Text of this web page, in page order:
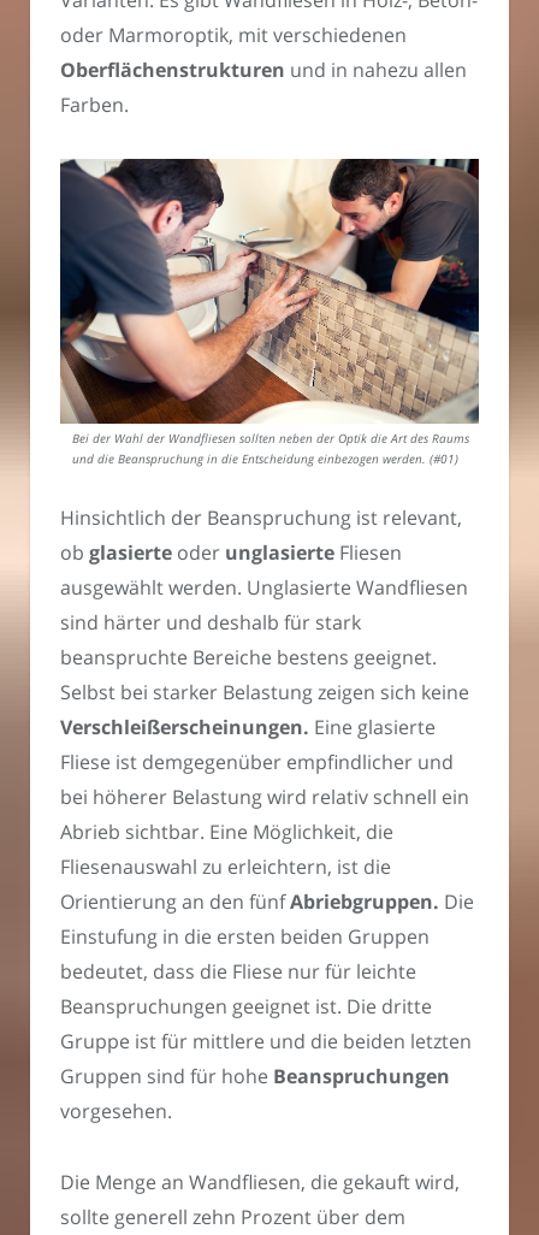
oder Marmoroptik, mit verschiedenen
Oberflächenstrukturen und in nahezu allen
Farben.
Bei der Wahl der Wandfliesen sollten neben der Optik die Art des Raums
und die Beanspruchung in die Entscheidung einbezogen werden. (#01)
Hinsichtlich der Beanspruchung ist relevant,
ob glasierte oder unglasierte Fliesen
ausgewählt werden. Unglasierte Wandfliesen
sind härter und deshalb für stark
beanspruchte Bereiche bestens geeignet.
Selbst bei starker Belastung zeigen sich keine
Verschleißerscheinungen. Eine glasierte
Fliese ist demgegenüber empfindlicher und
bei höherer Belastung wird relativ schnell ein
Abrieb sichtbar. Eine Möglichkeit, die
Fliesenauswahl zu erleichtern, ist die
Orientierung an den fünfAbriebgruppen. Die
Einstufung in die ersten beiden Gruppen
bedeutet, dass die Fliese nur für leichte
Beanspruchungen geeignet ist. Die dritte
Gruppe ist für mittlere und die beiden letzten
Gruppen sind für hohe Beanspruchungen
vorgesehen.
Die Menge an Wandfliesen, die gekauft wird,
sollte generell zehn Prozent über dem